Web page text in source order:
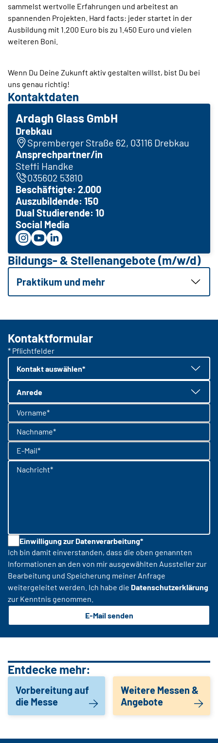
sammelst wertvolle Erfahrungen und arbeitest an
spannenden Projekten. Hard facts: jeder startet in der
Ausbildung mit 1.200 Euro bis zu 1.450 Euro und vielen
weiteren Boni.
Wenn Du Deine Zukunft aktiv gestalten willst, bist Du bei
uns genau richtig!
Kontaktdaten
Ardagh Glass GmbH
Drebkau
Spremberger Straße 62, 03116 Drebkau
Ansprechpartner/in
Steffi Handke
035602 53810
Beschäftigte: 2.000
Auszubildende: 150
Dual Studierende: 10
Social Media
Bildungs- & Stellenangebote (m/w/d)
Praktikum und mehr
Kontaktformular
* Pflichtfelder
Kontakt auswählen*
Anrede
Vorname*
Nachname*
E-Mail*
Nachricht*
Einwilligung zur Datenverarbeitung*
Ich bin damit einverstanden, dass die oben genannten
Informationen an den von mir ausgewählten Aussteller zur
Bearbeitung und Speicherung meiner Anfrage
weitergeleitet werden. Ich habe die Datenschutzerklärung
zur Kenntnis genommen.
E-Mail senden
Entdecke mehr:
Vorbereitung auf
die Messe
Weitere Messen &
Angebote